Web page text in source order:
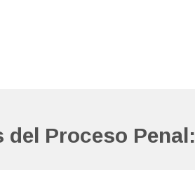
Proceso Penal: